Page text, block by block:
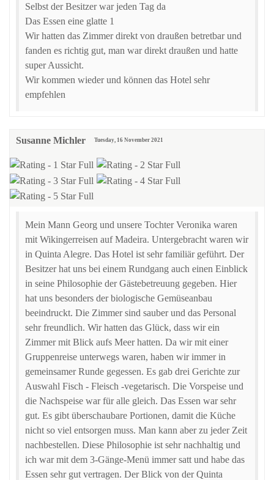
Selbst der Besitzer war jeden Tag da
Das Essen eine glatte 1
Wir hatten das Zimmer direkt von draußen betretbar und
fanden es richtig gut, man war direkt draußen und hatte
super Aussicht.
Wir kommen wieder und können das Hotel sehr
empfehlen
Susanne Michler Tuesday, 16 November 2021
Mein Mann Georg und unsere Tochter Veronika waren
mit Wikingerreisen auf Madeira. Untergebracht waren wir
in Quinta Alegre. Das Hotel ist sehr familiär geführt. Der
Besitzer hat uns bei einem Rundgang auch einen Einblick
in seine Philosophie der Gästebetreuung gegeben. Hier
hat uns besonders der biologische Gemüseanbau
beeindruckt. Die Zimmer sind sauber und das Personal
sehr freundlich. Wir hatten das Glück, dass wir ein
Zimmer mit Blick aufs Meer hatten. Da wir mit einer
Gruppenreise unterwegs waren, haben wir immer in
gemeinsamer Runde gegessen. Es gab drei Gerichte zur
Auswahl Fisch - Fleisch -vegetarisch. Die Vorspeise und
die Nachspeise war für alle gleich. Das Essen war sehr
gut. Es gibt überschaubare Portionen, damit die Küche
nicht so viel entsorgen muss. Man kann aber zu jeder Zeit
nachbestellen. Diese Philosophie ist sehr nachhaltig und
ich war mit dem 3-Gänge-Menü immer satt und habe das
Essen sehr gut vertragen. Der Blick von der Quinta